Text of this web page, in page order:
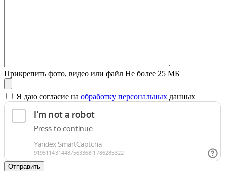
Прикрепить фото, видео или файл Не более 25 МБ
Я даю согласие на обработку персональных данных
Отправить